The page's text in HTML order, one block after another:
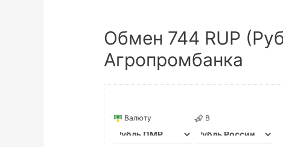
Обмен 744 RUP
Агропромбанка
Валюту В